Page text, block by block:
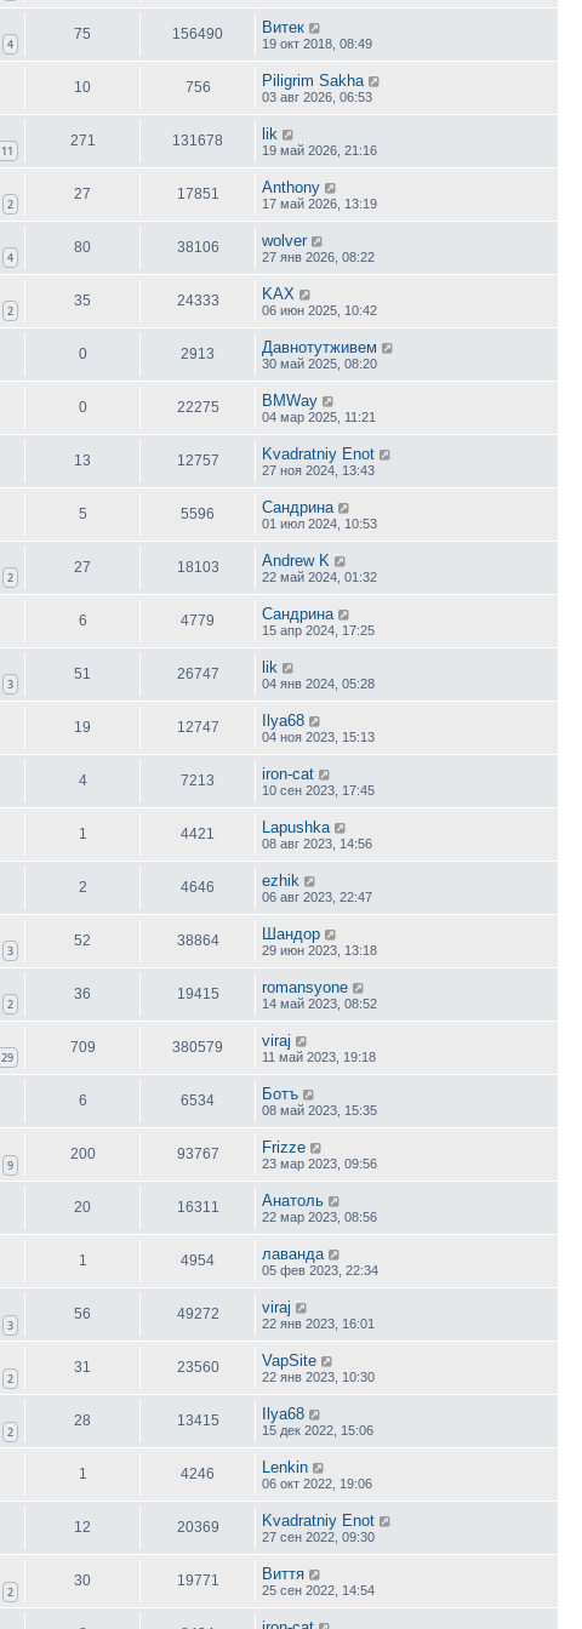
е
д
н
е
у
с
щ
е
н
и
ю
4
75 156490 Витек
19 окт 2018, 08:49
10 756 Piligrim Sakha
03 авг 2026, 06:53
11
271 131678 lik
19 май 2026, 21:16
2
27 17851 Anthony
17 май 2026, 13:19
4
80 38106 wolver
27 янв 2026, 08:22
2
35 24333 KAX
06 июн 2025, 10:42
0 2913 Давнотутживем
30 май 2025, 08:20
0 22275 BMWay
04 мар 2025, 11:21
13 12757 Kvadratniy Enot
27 ноя 2024, 13:43
5 5596 Сандрина
01 июл 2024, 10:53
2
27 18103 Andrew K
22 май 2024, 01:32
6 4779 Сандрина
15 апр 2024, 17:25
3
51 26747 lik
04 янв 2024, 05:28
19 12747 Ilya68
04 ноя 2023, 15:13
4 7213 iron-cat
10 сен 2023, 17:45
1 4421 Lapushka
08 авг 2023, 14:56
2 4646 ezhik
06 авг 2023, 22:47
3
52 38864 Шандор
29 июн 2023, 13:18
2
36 19415 romansyone
14 май 2023, 08:52
29
709 380579 viraj
11 май 2023, 19:18
6 6534 Ботъ
08 май 2023, 15:35
9
200 93767 Frizze
23 мар 2023, 09:56
20 16311 Анатоль
22 мар 2023, 08:56
1 4954 лаванда
05 фев 2023, 22:34
3
56 49272 viraj
22 янв 2023, 16:01
2
31 23560 VapSite
22 янв 2023, 10:30
2
28 13415 Ilya68
15 дек 2022, 15:06
1 4246 Lenkin
06 окт 2022, 19:06
12 20369 Kvadratniy Enot
27 сен 2022, 09:30
2
30 19771 Виття
25 сен 2022, 14:54